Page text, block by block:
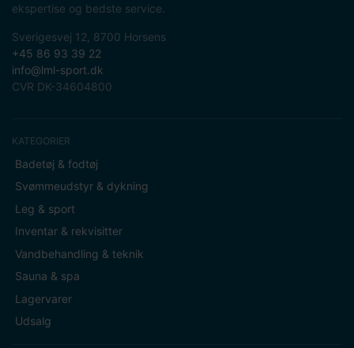
ekspertise og bedste service.
Sverigesvej 12, 8700 Horsens
+45 86 93 39 22
info@lml-sport.dk
CVR DK-34604800
KATEGORIER
Badetøj & fodtøj
Svømmeudstyr & dykning
Leg & sport
Inventar & rekvisitter
Vandbehandling & teknik
Sauna & spa
Lagervarer
Udsalg